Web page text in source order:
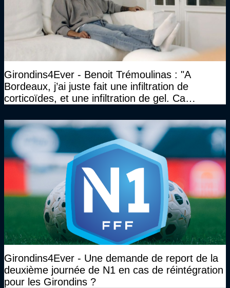
Girondins4Ever - Benoit Trémoulinas : "A
Bordeaux, j’ai juste fait une infiltration de
corticoïdes, et une infiltration de gel. Ca
Girondins4Ever - Une demande de report de la
deuxième journée de N1 en cas de réintégration
pour les Girondins ?